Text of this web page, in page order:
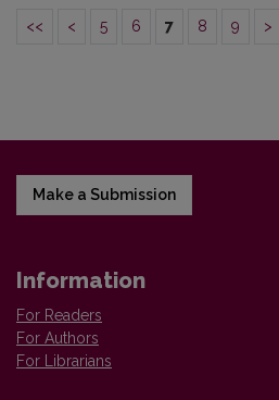
<< < 5 6 7 8 9 >
Make a Submission
Information
For Readers
For Authors
For Librarians